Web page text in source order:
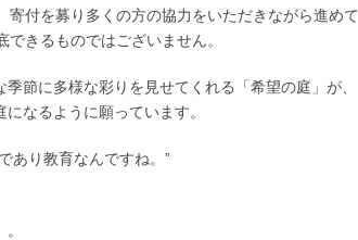
寄付を募り多くの方の協力をいただきながら進めて
できるものではございません。
節に多様な彩りを見せてくれる「希望の庭」が、
なるように願っています。
あり教育なんですね。”